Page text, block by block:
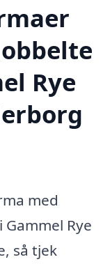
Rye
med
Rye
så tjek